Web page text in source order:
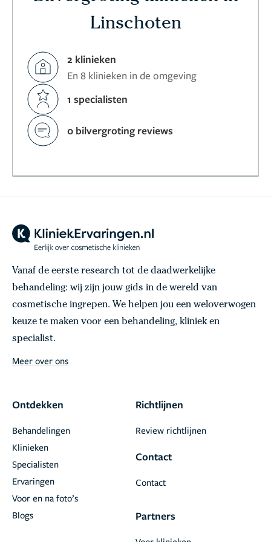
Linschoten
2 klinieken
En 8 klinieken in de omgeving
1 specialisten
0 bilvergroting reviews
Vanaf de eerste research tot de daadwerkelijke
behandeling: wij zijn jouw gids in de wereld van
cosmetische ingrepen. We helpen jou een weloverwogen
keuze te maken voor een behandeling, kliniek en
specialist.
Meer over ons
Ontdekken
Behandelingen
Klinieken
Specialisten
Ervaringen
Voor en na foto’s
Blogs
Richtlijnen
Review richtlijnen
Contact
Contact
Partners